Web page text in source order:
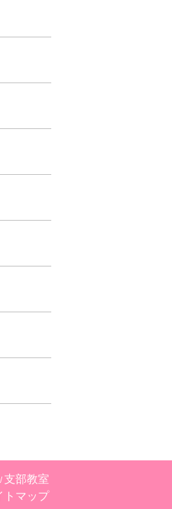
支部教室
トマップ